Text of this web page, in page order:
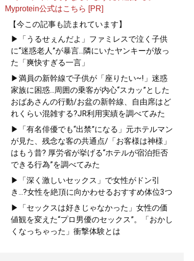
Myprotein公式はこちら [PR]
【今この記事も読まれています】
▶「うるせぇんだよ」ファミレスで泣く子供
に“迷惑老人”が暴言...隣にいたヤンキーが放っ
た「爽快すぎる一言」
▶満員の新幹線で子供が「座りたい~!」迷惑
家族に困惑...周囲の乗客が内心“スカッ”とした
おばあさんの行動/お盆の新幹線、自由席はど
れくらい混雑する?JR利用実績を調べてみた
▶「有名俳優でも“出禁”になる」元ホテルマン
が見た、残念な客の共通点/「お客様は神様」
はもう昔? 厚労省が挙げる“ホテルが宿泊拒否
できる行為”を調べてみた
▶「深く激しいセックス」で女性がドン引
き...?女性を絶頂に向かわせるおすすめ体位3つ
▶「セックスは好きじゃなかった」女性の価
値観を変えた“プロ男優のセックス”。「おかし
くなっちゃった」衝撃体験とは